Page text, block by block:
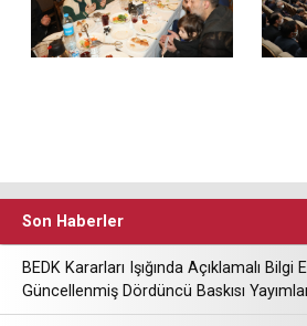
Son Haberler
BEDK Kararları Işığında Açıklamalı
Güncellenmiş Dördüncü Baskısı